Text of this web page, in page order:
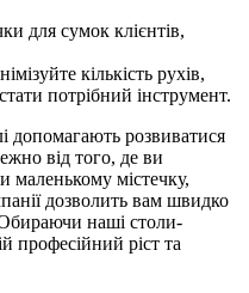
для сумок клієнтів,
кількість рухів,
потрібний інструмент.
розвиватися
від того, де ви
маленькому містечку,
дозволить вам швидко
наші столи-
професійний ріст та